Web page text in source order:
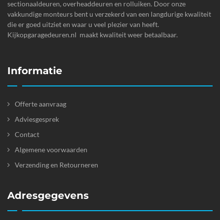
sectionaaldeuren, overheaddeuren en rolluiken. Door onze
vakkundige monteurs bent u verzekerd van een langdurige kwaliteit
die er goed uitziet en waar u veel plezier van heeft.
Kijkopgaragedeuren.nl maakt kwaliteit weer betaalbaar.
Informatie
Offerte aanvraag
Adviesgesprek
Contact
Algemene voorwaarden
Verzending en Retourneren
Adresgegevens